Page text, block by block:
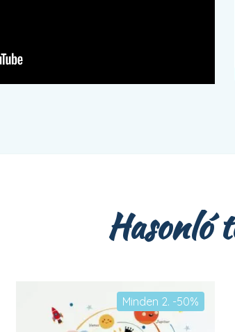
Hasonló
Minden 2. -50%